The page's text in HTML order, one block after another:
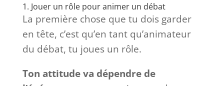
1. Jouer un rôle pour animer un débat
La première chose que tu dois garder
en tête, c’est qu’en tant qu’animateur
du débat, tu joues un rôle.
Ton attitude va dépendre de